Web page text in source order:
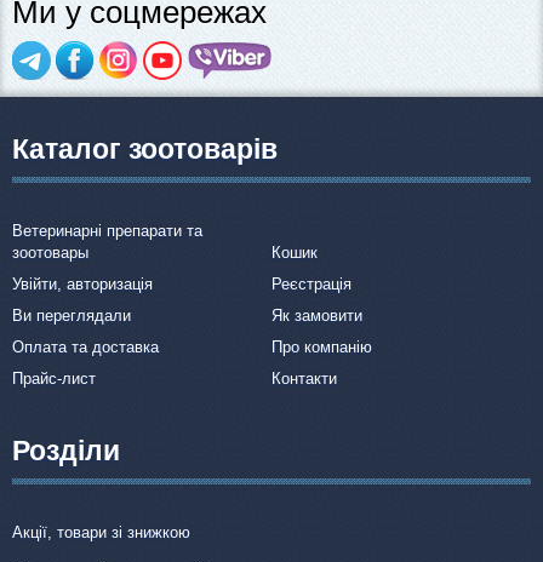
Ми у соцмережах
Каталог зоотоварів
Ветеринарні препарати та
зоотовары
Кошик
Увійти, авторизація
Реєстрація
Ви переглядали
Як замовити
Оплата та доставка
Про компанію
Прайс-лист
Контакти
Розділи
Акції, товари зі знижкою
Популярні зоотоварі
Архів / Знято з виробництва